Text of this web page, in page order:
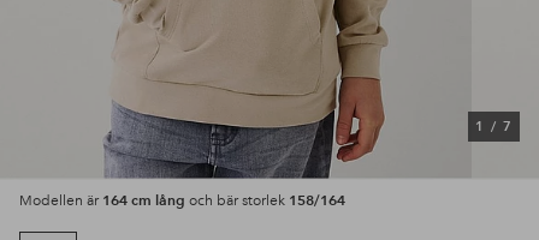
1 / 7
Modellen är 164 cm lång och bär storlek 158/164